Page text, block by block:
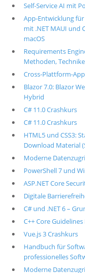
Self-Service AI mit
App-Entwicklung
mit .NET MAUI und
macOS
Requirements
Methoden,
Cross-Plattform-
Blazor 7.0: Blazor
Hybrid
C# 11.0 Crashkurs
C# 11.0 Crashkurs
HTML5 und CSS3:
Download Material
Moderne
PowerShell 7 und
ASP.NET Core
Digitale
C# und .NET 6 –
C++ Core
Vue.js 3 Crashkurs
Handbuch für
professionelles
Moderne